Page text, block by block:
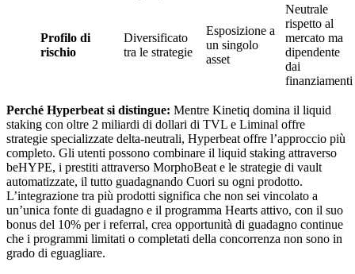
Profilo di
rischio
Diversificato
tra le strategie
Esposizione a
un singolo
asset
Neutrale
rispetto al
mercato ma
dipendente
dai
finanziamenti
Perché Hyperbeat si distingue: Mentre Kinetiq domina il liquid
staking con oltre 2 miliardi di dollari di TVL e Liminal offre
strategie specializzate delta-neutrali, Hyperbeat offre l’approccio più
completo. Gli utenti possono combinare il liquid staking attraverso
beHYPE, i prestiti attraverso MorphoBeat e le strategie di vault
automatizzate, il tutto guadagnando Cuori su ogni prodotto.
L’integrazione tra più prodotti significa che non sei vincolato a
un’unica fonte di guadagno e il programma Hearts attivo, con il suo
bonus del 10% per i referral, crea opportunità di guadagno continue
che i programmi limitati o completati della concorrenza non sono in
grado di eguagliare.